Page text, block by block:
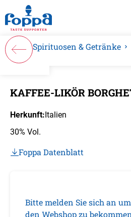
springen
Spirituosen & Getränke
KAFFEE-LIKÖR
Herkunft:Italien
30% Vol.
Foppa Datenblatt
Bitte melden Sie sich an
den Webshop zu